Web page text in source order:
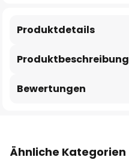
Produktbeschreibung
Produktdetails
Bewertungen
Ähnliche Kategorien